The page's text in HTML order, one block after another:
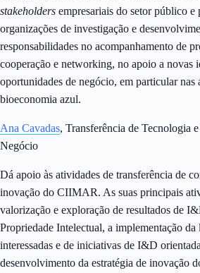
stakeholders empresariais do setor público e
organizações de investigação e
responsabilidades no acompanhamento de
cooperação e networking, no apoio a novas
oportunidades de negócio, em particular nas
bioeconomia azul.
Ana Cavadas, Transferência de Tecnologia
Negócio
Dá apoio às atividades de transferência de
inovação do CIIMAR. As suas principais
valorização e exploração de resultados de
Propriedade Intelectual, a implementação da
interessadas e de iniciativas de I&D
desenvolvimento da estratégia de inovação